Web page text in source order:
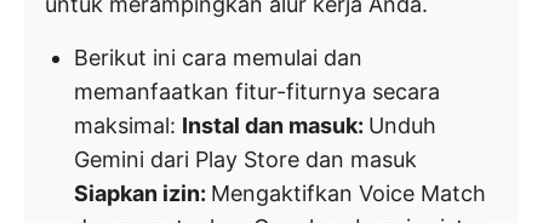
Berikut ini cara memulai dan
memanfaatkan fitur-fiturnya secara
maksimal: Instal dan masuk: Unduh
Gemini dari Play Store dan masuk
Siapkan izin: Mengaktifkan Voice Match